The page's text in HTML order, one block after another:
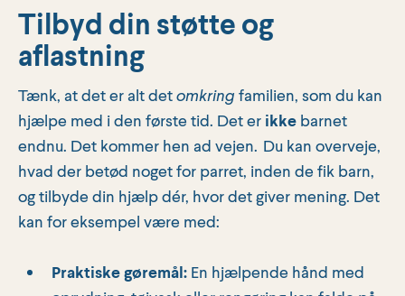
Tilbyd din støtte og
aflastning
Tænk, at det er alt detomkring familien, som du kan
hjælpe med i den første tid. Det er ikke barnet
endnu. Det kommer hen ad vejen. Du kan overveje,
hvad der betød noget for parret, inden de fik barn,
og tilbyde din hjælp dér, hvor det giver mening. Det
kan for eksempel være med:
Praktiske gøremål: En hjælpende hånd med